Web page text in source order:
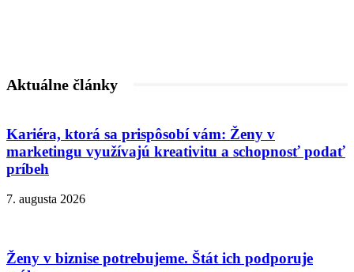
Aktuálne články
Kariéra, ktorá sa prispôsobí vám: Ženy v
marketingu využívajú kreativitu a schopnosť podať
príbeh
7. augusta 2026
Ženy v biznise potrebujeme. Štát ich podporuje